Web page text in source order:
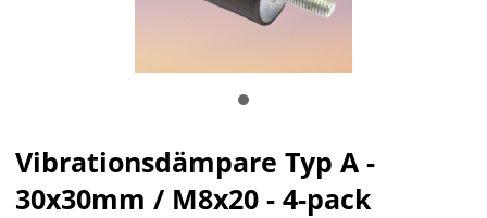
Vibrationsdämpare Typ A -
30x30mm / M8x20 - 4-pack